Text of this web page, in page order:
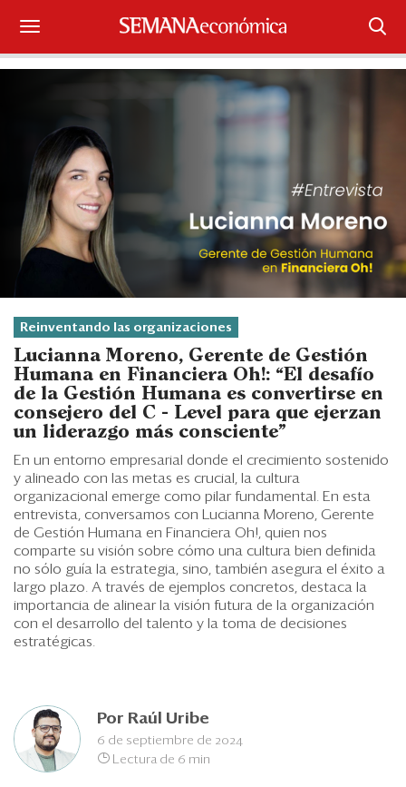
Suscríbase
Portada
¿Qué está pasando?
Sectores y Empresas
Management
Economía y Finanzas
Legal y Política
Eventos
Ranking CEO
Edición Impresa
Reinventando las organizaciones
Lucianna Moreno, Gerente de Gestión
Humana en Financiera Oh!: “El desafío
de la Gestión Humana es convertirse en
consejero del C - Level para que ejerzan
un liderazgo más consciente”
En un entorno empresarial donde el crecimiento sostenido
y alineado con las metas es crucial, la cultura
organizacional emerge como pilar fundamental. En esta
entrevista, conversamos con Lucianna Moreno, Gerente
de Gestión Humana en Financiera Oh!, quien nos
comparte su visión sobre cómo una cultura bien definida
no sólo guía la estrategia, sino, también asegura el éxito a
largo plazo. A través de ejemplos concretos, destaca la
importancia de alinear la visión futura de la organización
con el desarrollo del talento y la toma de decisiones
estratégicas.
Por Raúl Uribe
6 de septiembre de 2024
Lectura de 6 min